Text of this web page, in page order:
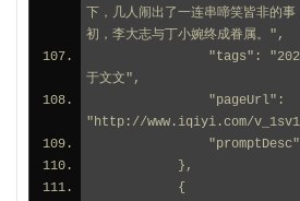
下，几人闹出了一连串啼笑皆非的
初，李大志与丁小婉终成眷属。",
于文文",
"http://www.iqiyi.com/
            },
            {